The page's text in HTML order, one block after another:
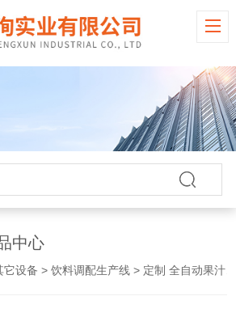
中心
它设备 >饮料调配生产线 > 定制 全自动果汁饮料生产线 专用UHT杀菌机